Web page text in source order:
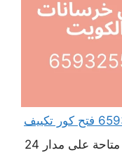
خدمات شركة قص خرسانة الكويت متاحة على مدار 24